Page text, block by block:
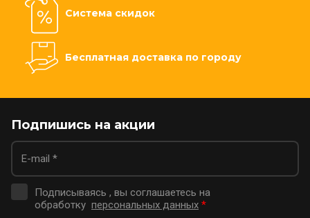
Система скидок
Бесплатная доставка по городу
Подпишись на акции
Подписываясь , вы соглашаетесь на
обработку персональных данных *